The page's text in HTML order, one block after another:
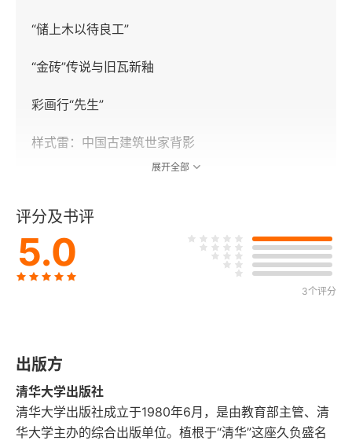
“储上木以待良工”
“金砖”传说与旧瓦新釉
彩画行“先生”
样式雷：中国古建筑世家背影
隐身的建筑师
样式雷和中国古建筑的没落
商业：打磨厂记忆
胡同、街巷、大街的变奏
展开全部
评分及书评
5.0
3个评分
出版方
清华大学出版社
清华大学出版社成立于1980年6月，是由教育部主管、清
华大学主办的综合出版单位。植根于“清华”这座久负盛名